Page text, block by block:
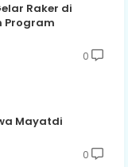
Raker di
Program
0
Mayatdi
0